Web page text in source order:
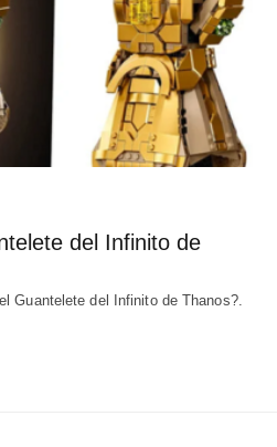
del Infinito de
Guantelete del Infinito de Thanos?.